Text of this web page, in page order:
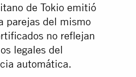
de Tokio emitió
parejas del mismo
no reflejan
legales del
automática.